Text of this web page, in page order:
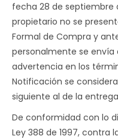
fecha 28 de septiembre
propietario no se
Formal de Compra y
personalmente se envía
advertencia en los
Notificación se
siguiente al de la
De conformidad con lo
Ley 388 de 1997, contra